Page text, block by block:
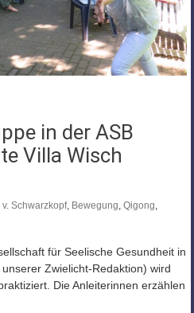
in der ASB
Villa Wisch
v. Schwarzkopf, Bewegung, Qigong,
für Seelische Gesundheit in
Zwielicht-Redaktion) wird
Die Anleiterinnen erzählen